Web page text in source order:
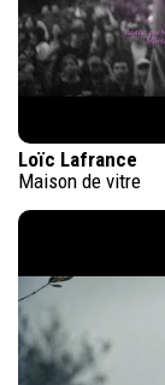
Loïc Lafrance
Maison de vitre